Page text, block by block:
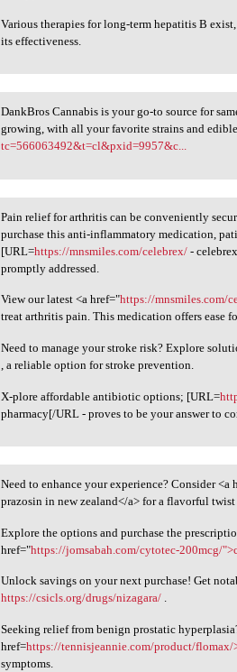
Various therapies for long-term hepatitis B
its effectiveness.
DankBros Cannabis is your go
DankBros Cannabis is your go-to source for
growing, with all your favorite strains and
tc=566063492&t=cl&pxid=9957&c...
Pain relief for arthritis can
Pain relief for arthritis can be conveniently
purchase this anti-inflammatory medication,
[URL=https://mnsmiles.com/celebrex/ -
promptly addressed.
View our latest <a href="https://mnsmiles.com/
treat arthritis pain. This medication offers
Need to manage your stroke risk? Explore
, a reliable option for stroke prevention.
X-plore affordable antibiotic options; [URL=
pharmacy[/URL - proves to be your answer to
Need to enhance your
Need to enhance your experience? Consider <a
prazosin in new zealand</a> for a flavorful twist
Explore the options and purchase the
href="https://jomsabah.com/cytotec-200mcg/
Unlock savings on your next purchase! Get
https://csicls.org/drugs/nizagara/ .
Seeking relief from benign prostatic
href=https://tennisjeannie.com/product/flomax/
symptoms.